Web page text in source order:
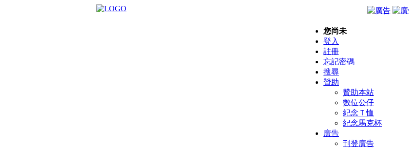
您尚未
登入
註冊
忘記密碼
搜尋
贊助
贊助本站
數位公仔
紀念Ｔ恤
紀念馬克杯
廣告
刊登廣告